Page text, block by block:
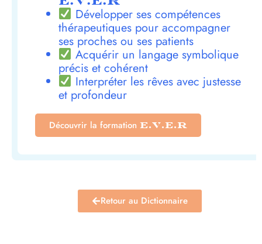
Développer ses compétences
thérapeutiques pour accompagner
ses proches ou ses patients
Acquérir un langage symbolique
précis et cohérent
Interpréter les rêves avec justesse
et profondeur
Découvrir la formation E.V.E.R
Retour au Dictionnaire